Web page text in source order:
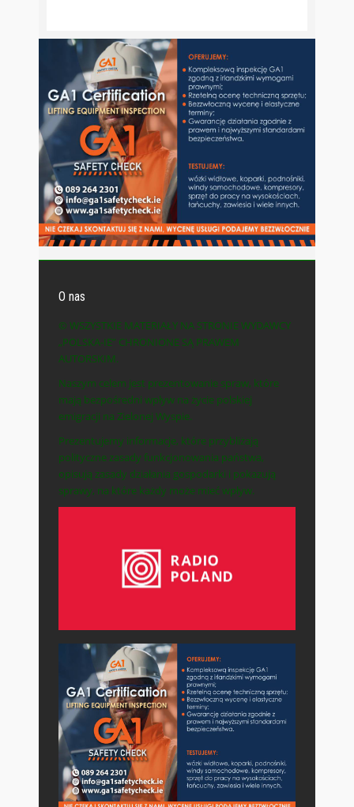
O nas
© WSZYSTKIE MATERIAŁY NA STRONIE WYDAWCY
„POLSKA-IE” CHRONIONE SĄ PRAWEM
AUTORSKIM.
Naszym celem jest prezentowanie spraw, które
mają bezpośredni wpływ na życie polskiej
emigracji na Zielonej Wyspie.
Prezentujemy informacje, które przybliżają
polityczne zasady funkcjonowania państwa,
opisują zasady działania gospodarki i pokazują
sprawy, na które każdy może mieć wpływ.